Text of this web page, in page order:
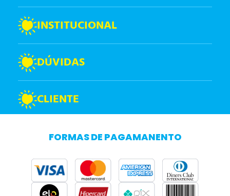
INSTITUCIONAL
DÚVIDAS
CLIENTE
FORMAS DE PAGAMANENTO